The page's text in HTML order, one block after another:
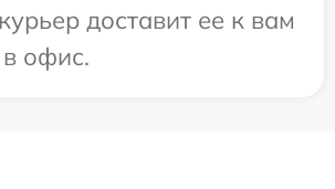
доставит ее к вам
офис.